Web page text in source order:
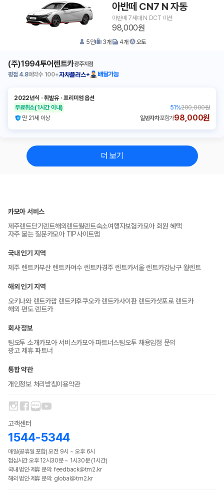
아반떼 CN7 N 자동
아반떼 7세대 N DCT 미션
98,000원
5인 3개 4개 오토
(주)1994투어렌트카광주지점
평점 4.8예약수 100+자차플러스+ 배달가능
2022년식 ㆍ휘발유ㆍ프리미엄 옵션
무료취소(1시간 이내) 51 %200,000원
만 21세 이상
일반자차포함가98,000원
더 보기
카모아 서비스
제주렌트단기렌트해외렌트월렌트숙소여행자보험카모아 회원 혜택
자주 묻는 질문카모아 TIP사이트맵
국내 인기 지역
제주 렌트카부산 렌트카여수 렌트카경주 렌트카서울 렌트카강남구 월렌트
해외 인기 지역
오키나와 렌트카괌 렌트카후쿠오카 렌트카사이판 렌트카삿포로 렌트카
해외 편도 렌트카
회사 정보
팀오투 소개카모아 서비스카모아 파트너스팀오투 채용입점 문의
광고 제휴 파트너
통합 약관
개인정보 처리방침이용약관
고객센터
1544-5344
매일(공휴일 포함) 오전 9시 ~ 오후 6시
점심시간 오후 12시30분 ~ 1시30분 (1시간)
국내 법인·제휴 문의: feedback@tm2.kr
해외 법인·제휴 문의: global@tm2.kr